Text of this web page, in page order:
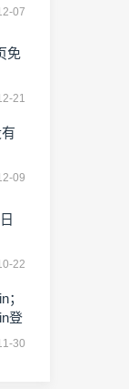
07
免
21
09
22
登
30